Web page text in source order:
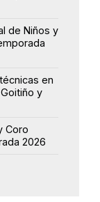
de Niños y
en
y
Coro
2026